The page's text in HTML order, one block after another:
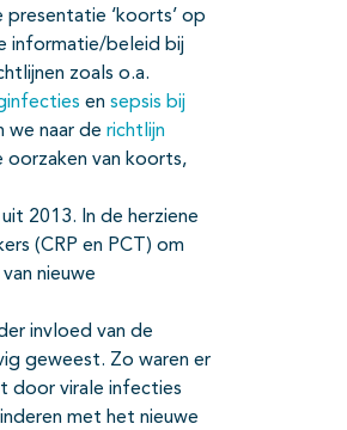
presentatie ‘koorts’ op
informatie/beleid bij
zoals o.a.
en sepsis bij
we naar de richtlijn
oorzaken van koorts,
2013. In de herziene
(CRP en PCT) om
nieuwe
invloed van de
geweest. Zo waren er
door virale infecties
met het nieuwe